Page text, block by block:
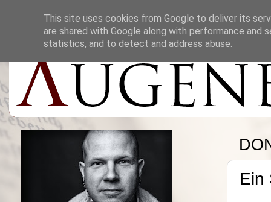
Ein
This site uses cookies from Google to deliver its
are shared with Google along with performance
statistics, and to detect and address abuse.